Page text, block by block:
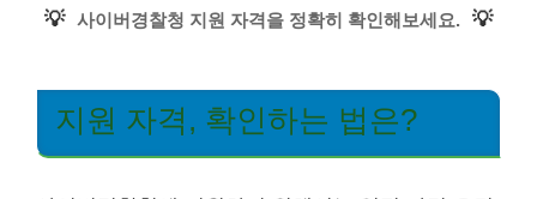
💡 사이버경찰청 지원 자격을 정확히 확인해보세요. 💡
지원 자격, 확인하는 법은?